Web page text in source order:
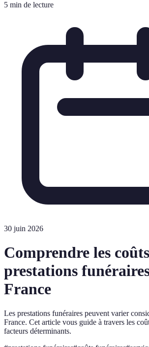
5 min de lecture
30 juin 2026
Comprendre les
prestations
France
Les prestations funéraires peuvent varier
France. Cet article vous guide à travers les
facteurs déterminants.